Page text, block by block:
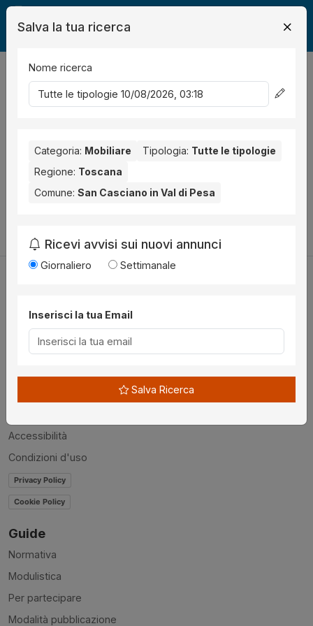
Legalmente Mobili
risultati Ordina per
Val di Pesa. Nessun risultato per la Provincia selezionata:
Firenze
Prova a modificare i parametri di ricerca:
Utilità
Chi siamo
Accessibilità
Condizioni d'uso
Privacy Policy
Cookie Policy
Guide
Normativa
Modulistica
Per partecipare
Modalità pubblicazione
Salva la tua ricerca
Nome ricerca
Categoria: Mobiliare Tipologia: Tutte le tipologie
Regione: Toscana
Comune: San Casciano in Val di Pesa
Ricevi avvisi sui nuovi annunci
Giornaliero Settimanale
Inserisci la tua Email
Salva Ricerca